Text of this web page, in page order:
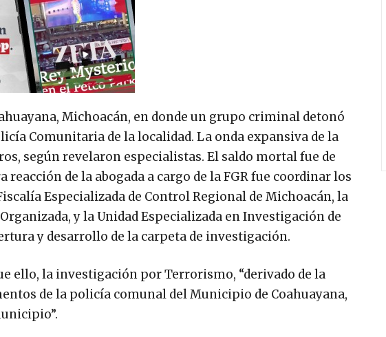
Michoacán, en donde un grupo criminal detonó
Comunitaria de la localidad. La onda expansiva de la
según revelaron especialistas. El saldo mortal fue de
de la abogada a cargo de la FGR fue coordinar los
Especializada de Control Regional de Michoacán, la
y la Unidad Especializada en Investigación de
y desarrollo de la carpeta de investigación.
ello, la investigación por Terrorismo, “derivado de la
de la policía comunal del Municipio de Coahuayana,